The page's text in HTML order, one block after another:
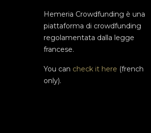
Hemeria Crowdfunding è una
piattaforma di crowdfunding
regolamentata dalla legge
francese.
You can check it here (french
only).